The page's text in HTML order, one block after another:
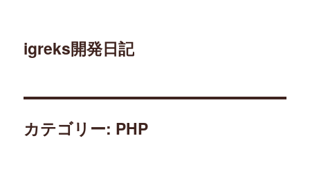
igreks開発日記
カテゴリー: PHP